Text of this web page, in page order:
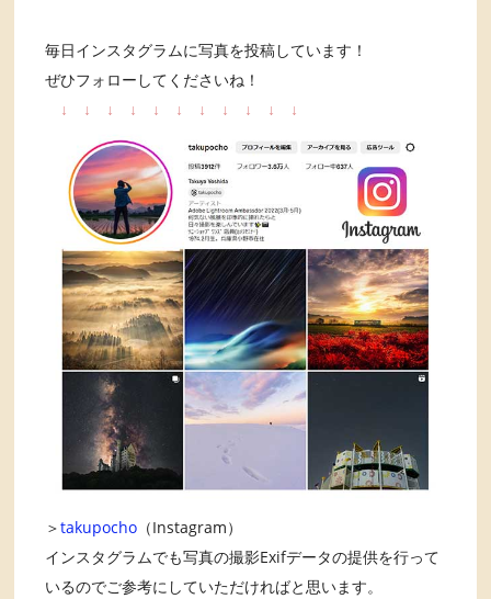
毎日インスタグラムに写真を投稿しています！
ぜひフォローしてくださいね！
↓
↓ ↓ ↓ ↓ ↓ ↓ ↓ ↓ ↓ ↓
＞takupocho （Instagram）
インスタグラムでも写真の撮影Exifデータの提供を行って
いるのでご参考にしていただければと思います。